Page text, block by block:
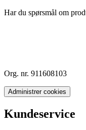
Har du spørsmål om
Org. nr. 911608103
Administrer cookies
Kundeservice